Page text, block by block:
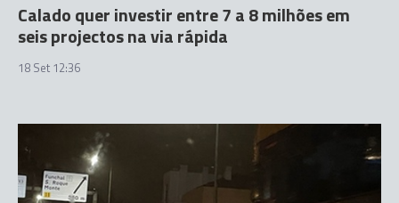
Calado quer investir entre 7 a 8 milhões em
seis projectos na via rápida
18 Set 12:36